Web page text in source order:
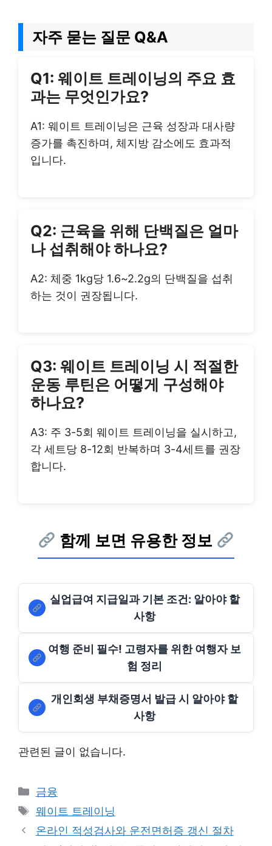
자주 묻는 질문 Q&A
Q1: 웨이트 트레이닝의 주요 효
과는 무엇인가요?
A1: 웨이트 트레이닝은 근육 성장과 대사량
증가를 촉진하며, 체지방 감소에도 효과적
입니다.
Q2: 근육을 위해 단백질은 얼마
나 섭취해야 하나요?
A2: 체중 1kg당 1.6~2.2g의 단백질을 섭취
하는 것이 권장됩니다.
Q3: 웨이트 트레이닝 시 적절한
운동 루틴은 어떻게 구성해야
하나요?
A3: 주 3-5회 웨이트 트레이닝을 실시하고,
각 세트당 8-12회 반복하며 3-4세트를 권장
합니다.
함께 보면 유용한 정보
실업급여 지급일과 기본 조건: 알아야 할
사항
여행 준비 필수! 고령자를 위한 여행자 보
험 정리
개인회생 부채증명서 발급 시 알아야 할
사항
관련된 글이 없습니다.
Categories
금융
Tags
웨이트 트레이닝
온라인 적성검사와 운전면허증 갱신 절차